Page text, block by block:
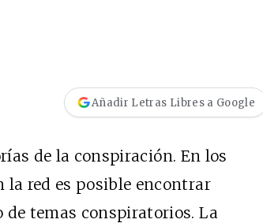
Añadir Letras Libres a Google
de la conspiración. En los
la red es posible encontrar
temas conspiratorios. La